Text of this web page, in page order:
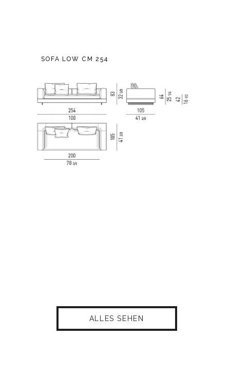
SOFA LOW CM 254
ALLES SEHEN